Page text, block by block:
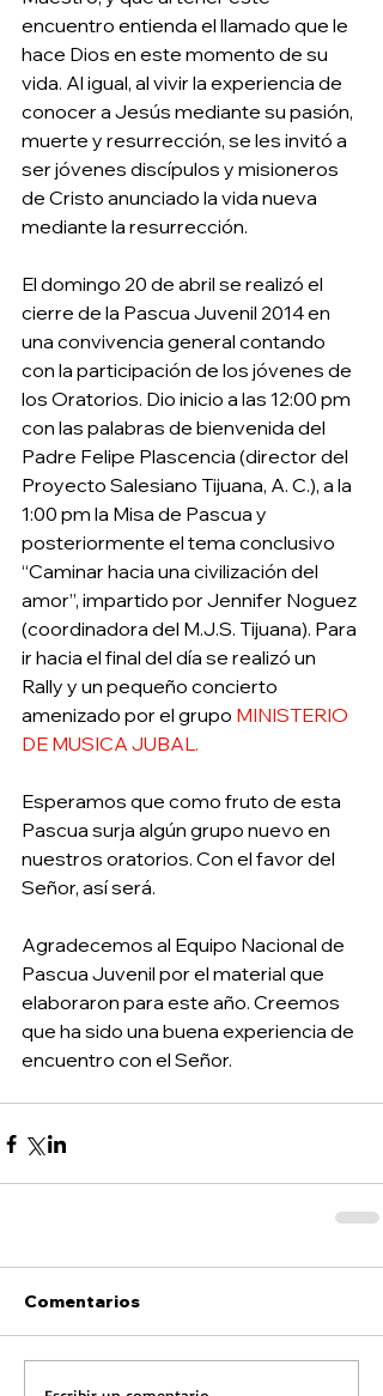
encuentro entienda el llamado que le
hace Dios en este momento de su
vida. Al igual, al vivir la experiencia de
conocer a Jesús mediante su pasión,
muerte y resurrección, se les invitó a
ser jóvenes discípulos y misioneros
de Cristo anunciado la vida nueva
mediante la resurrección.
El domingo 20 de abril se realizó el
cierre de la Pascua Juvenil 2014 en
una convivencia general contando
con la participación de los jóvenes de
los Oratorios. Dio inicio a las 12:00 pm
con las palabras de bienvenida del
Padre Felipe Plascencia (director del
Proyecto Salesiano Tijuana, A. C.), a la
1:00 pm la Misa de Pascua y
posteriormente el tema conclusivo
“Caminar hacia una civilización del
amor”, impartido por Jennifer Noguez
(coordinadora del M.J.S. Tijuana). Para
ir hacia el final del día se realizó un
Rally y un pequeño concierto
amenizado por el grupo MINISTERIO
DE MUSICA JUBAL.
Esperamos que como fruto de esta
Pascua surja algún grupo nuevo en
nuestros oratorios. Con el favor del
Señor, así será.
Agradecemos al Equipo Nacional de
Pascua Juvenil por el material que
elaboraron para este año. Creemos
que ha sido una buena experiencia de
encuentro con el Señor.
Comentarios